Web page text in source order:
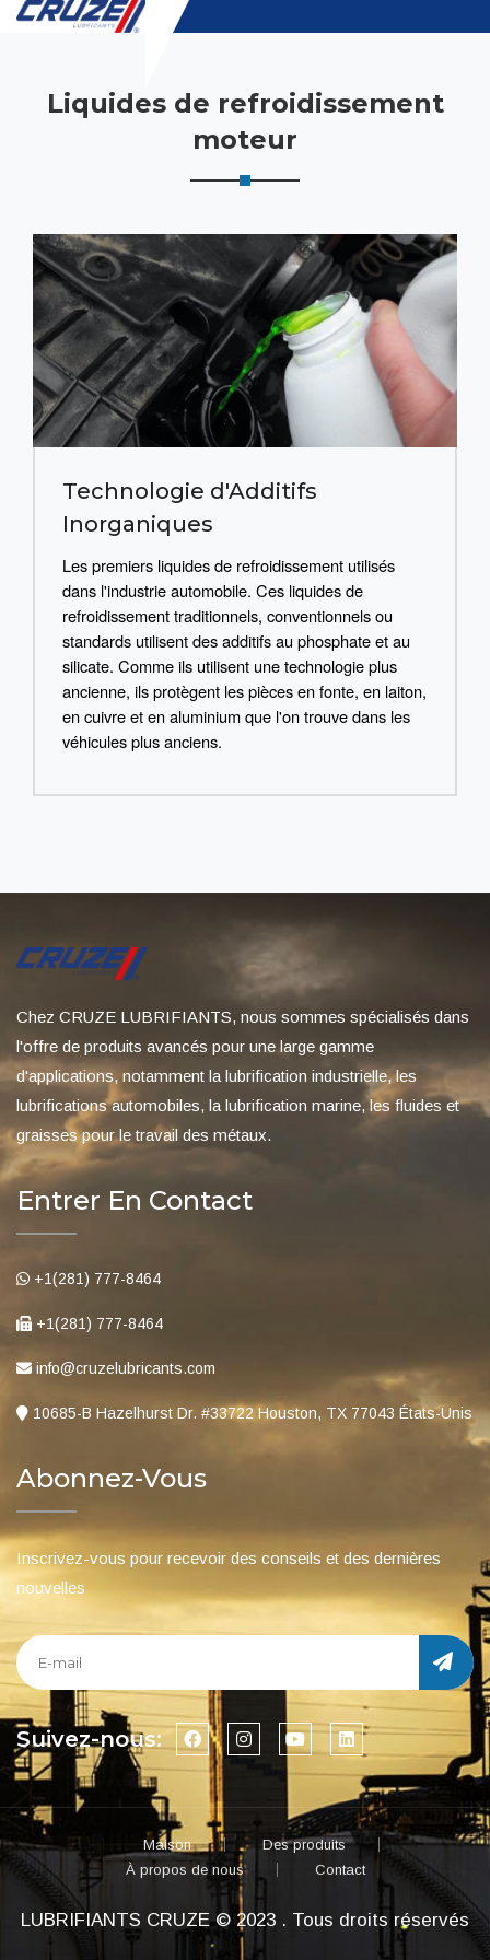
Liquides de refroidissement
moteur
Technologie d'Additifs
Inorganiques
Les premiers liquides de refroidissement utilisés
dans l'industrie automobile. Ces liquides de
refroidissement traditionnels, conventionnels ou
standards utilisent des additifs au phosphate et au
silicate. Comme ils utilisent une technologie plus
ancienne, ils protègent les pièces en fonte, en laiton,
en cuivre et en aluminium que l'on trouve dans les
véhicules plus anciens.
Chez CRUZE LUBRIFIANTS, nous sommes spécialisés dans
l'offre de produits avancés pour une large gamme
d'applications, notamment la lubrification industrielle, les
lubrifications automobiles, la lubrification marine, les fluides et
graisses pour le travail des métaux.
Entrer En Contact
+1(281) 777-8464
+1(281) 777-8464
info@cruzelubricants.com
10685-B Hazelhurst Dr. #33722 Houston, TX 77043 États-Unis
Abonnez-Vous
Inscrivez-vous pour recevoir des conseils et des dernières
nouvelles
Suivez-nous:
Maison
Des produits
À propos de nous
Contact
LUBRIFIANTS CRUZE © 2023 . Tous droits réservés